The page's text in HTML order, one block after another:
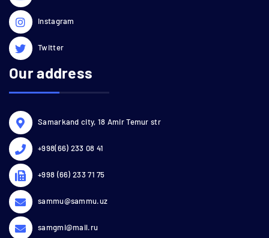
Instagram
Twitter
Our address
Samarkand city, 18 Amir Temur str
+998(66) 233 08 41
+998 (66) 233 71 75
sammu@sammu.uz
samgmi@mail.ru